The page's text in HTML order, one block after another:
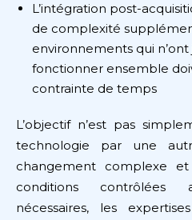
L’intégration post-
de complexité
environnements qui
fonctionner ensemble
contrainte de temps
L’objectif n’est pas
technologie par une
changement complexe
conditions contrôlées
nécessaires, les